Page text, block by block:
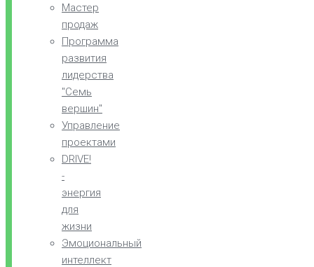
Мастер
продаж
Программа
развития
лидерства
"Семь
вершин"
Управление
проектами
DRIVE!
-
энергия
для
жизни
Эмоциональный
интеллект